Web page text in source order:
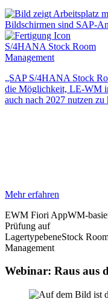
S/4HANA Stock Room
Management
„SAP S/4HANA Stock
die Möglichkeit, LE-WM
auch nach 2027 nutzen zu
Mehr erfahren
EWM Fiori AppWM-
Prüfung auf
LagertypebeneStock
Management
Webinar: Raus aus